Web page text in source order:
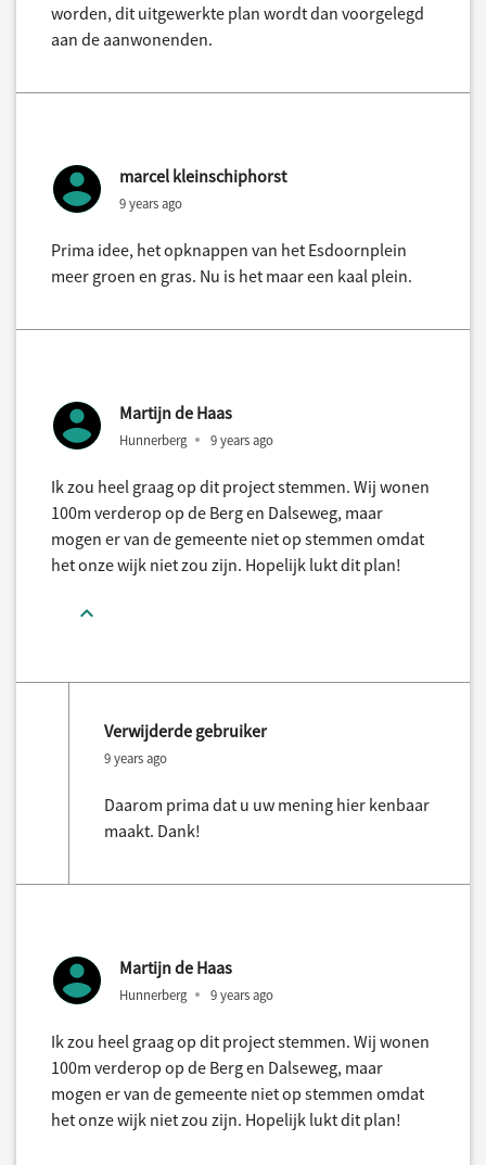
worden, dit uitgewerkte plan wordt dan voorgelegd
aan de aanwonenden.
marcel kleinschiphorst
9 years ago
Prima idee, het opknappen van het Esdoornplein
meer groen en gras. Nu is het maar een kaal plein.
Martijn de Haas
Hunnerberg 9 years ago
Ik zou heel graag op dit project stemmen. Wij wonen
100m verderop op de Berg en Dalseweg, maar
mogen er van de gemeente niet op stemmen omdat
het onze wijk niet zou zijn. Hopelijk lukt dit plan!
Verwijderde gebruiker
9 years ago
Daarom prima dat u uw mening hier kenbaar
maakt. Dank!
Martijn de Haas
Hunnerberg 9 years ago
Ik zou heel graag op dit project stemmen. Wij wonen
100m verderop op de Berg en Dalseweg, maar
mogen er van de gemeente niet op stemmen omdat
het onze wijk niet zou zijn. Hopelijk lukt dit plan!